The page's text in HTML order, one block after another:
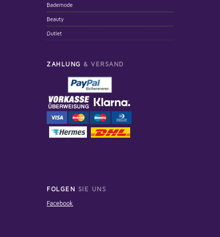
Bademode
Beauty
Outlet
ZAHLUNG & VERSAND
FOLGEN SIE UNS
Facebook